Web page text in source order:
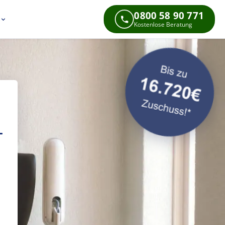
0800 58 90 771
Kostenlose Beratung